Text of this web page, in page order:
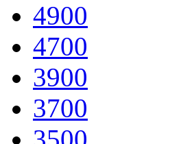
4900
4700
3900
3700